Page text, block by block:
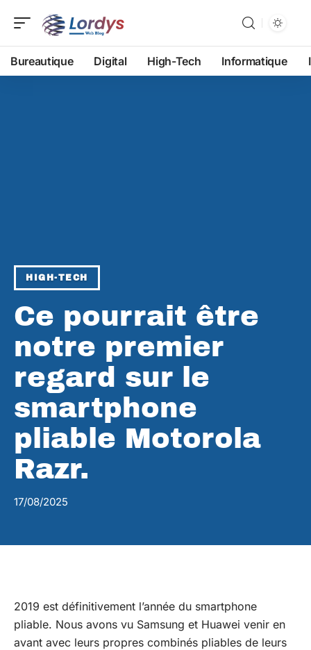
Bureautique Digital High-Tech Informatique
HIGH-TECH
Ce pourrait être
notre premier
regard sur le
smartphone
pliable Motorola
Razr.
17/08/2025
2019 est définitivement l’année du smartphone
pliable. Nous avons vu Samsung et Huawei venir en
avant avec leurs propres combinés pliables de leurs